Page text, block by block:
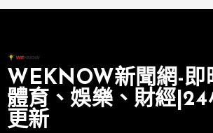
WEKNOW新聞網-即
體育、娛樂、財經|24
更新